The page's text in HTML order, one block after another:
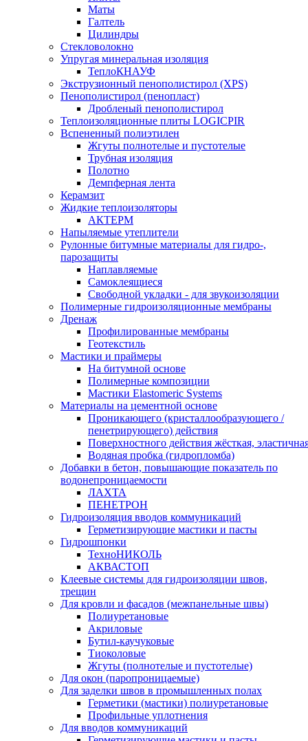
Маты
Галтель
Цилиндры
Стекловолокно
Упругая минеральная изоляция
ТеплоКНАУФ
Экструзионный пенополистирол (XPS)
Пенополистирол (пенопласт)
Дробленый пенополистирол
Теплоизоляционные плиты LOGICPIR
Вспененный полиэтилен
Жгуты полнотелые и пустотелые
Трубная изоляция
Полотно
Демпферная лента
Керамзит
Жидкие теплоизоляторы
АКТЕРМ
Напыляемые утеплители
Рулонные битумные материалы для гидро-,
парозащиты
Наплавляемые
Самоклеящиеся
Свободной укладки - для звукоизоляции
Полимерные гидроизоляционные мембраны
Дренаж
Профилированные мембраны
Геотекстиль
Мастики и праймеры
На битумной основе
Полимерные композиции
Мастики Elastomeric Systems
Материалы на цементной основе
Проникающего (кристаллообразующего /
пенетрирующего) действия
Поверхностного действия жёсткая,
Водяная пробка (гидропломба)
Добавки в бетон, повышающие показатель по
водонепроницаемости
ЛАХТА
ПЕНЕТРОН
Гидроизоляция вводов коммуникаций
Герметизирующие мастики и пасты
Гидрошпонки
ТехноНИКОЛЬ
АКВАСТОП
Клеевые системы для гидроизоляции швов,
трещин
Для кровли и фасадов (межпанельные швы)
Полиуретановые
Акриловые
Бутил-каучуковые
Тиоколовые
Жгуты (полнотелые и пустотелые)
Для окон (паропроницаемые)
Для заделки швов в промышленных полах
Герметики (мастики) полиуретановые
Профильные уплотнения
Для вводов коммуникаций